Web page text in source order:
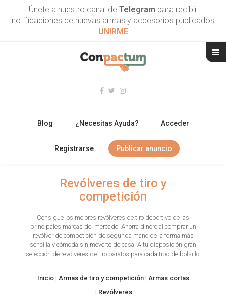
Únete a nuestro canal de Telegram para recibir
notificaciones de nuevas armas y accesorios publicados
UNIRME
Blog ¿Necesitas Ayuda? Acceder
Registrarse Publicar anuncio
ARMAS CORTAS
TIRO Y COMPETICIÓN
Revólveres de tiro y
competición
Consigue los mejores revólveres de tiro deportivo de las
principales marcas del mercado. Ahorra dinero al comprar un
revólver de competición de segunda mano de la forma más
sencilla y cómoda sin moverte de casa. A tu disposición gran
selección de revólveres de tiro baratos para cada tipo de bolsillo.
Inicio Armas de tiro y competición
Armas cortas
Revólveres